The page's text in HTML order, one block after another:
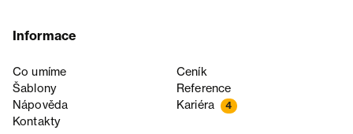
Informace
Co umíme
Ceník
Šablony
Reference
Nápověda
Kariéra 4
Kontakty